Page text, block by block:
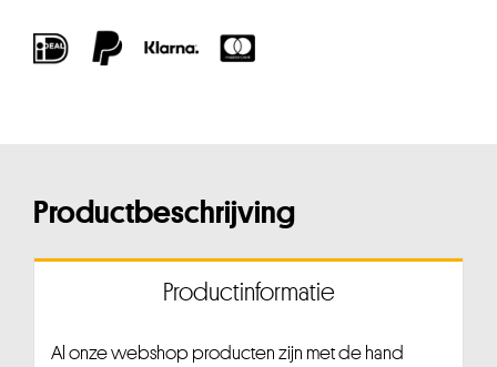
Productbeschrijving
Productinformatie
Al onze webshop producten zijn met de hand